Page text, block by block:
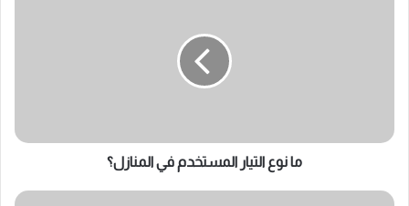
ما نوع التيار المستخدم في المنازل؟
كم